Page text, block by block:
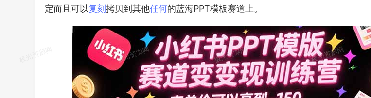
定而且可以复刻拷贝到其他任何的蓝海PPT模板赛道上。